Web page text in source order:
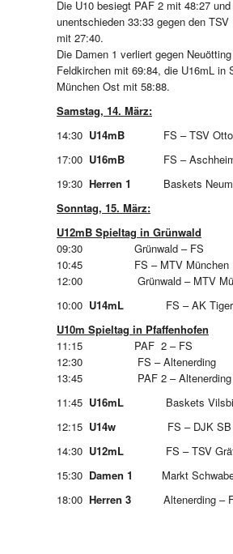
Die U10 besiegt PAF 2 mit 48:27
unentschieden 33:33 gegen den
mit 27:40.
Die Damen 1 verliert gegen
Feldkirchen mit 69:84, die U16mL in
München Ost mit 58:88.
Samstag, 14. März:
14:30 U14mB FS – TSV
17:00 U16mB FS –
19:30 Herren 1
Baskets
Sonntag, 15. März:
U12mB Spieltag in Grünwald
09:30 Grünwald – FS
10:45 FS – MTV München
12:00 Grünwald – MTV
10:00 U14mL FS –
U10m Spieltag in Pfaffenhofen
11:15 PAF 2 – FS
12:30 FS – Altenerding
13:45 PAF 2 –
11:45 U16mL Baskets
12:15 U14w FS – DJK
14:30 U12mL FS – TSV
15:30 Damen 1
Markt
18:00 Herren 3 Altenerding –